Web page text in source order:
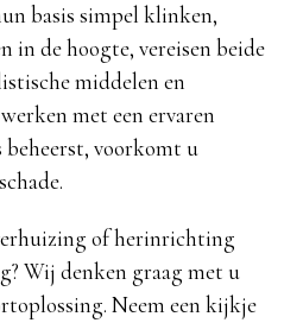
basis simpel klinken,
in de hoogte, vereisen beide
middelen en
met een ervaren
voorkomt u
of herinrichting
Wij denken graag met u
Neem een kijkje